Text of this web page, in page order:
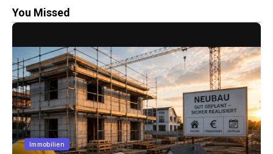
You Missed
Immobilien